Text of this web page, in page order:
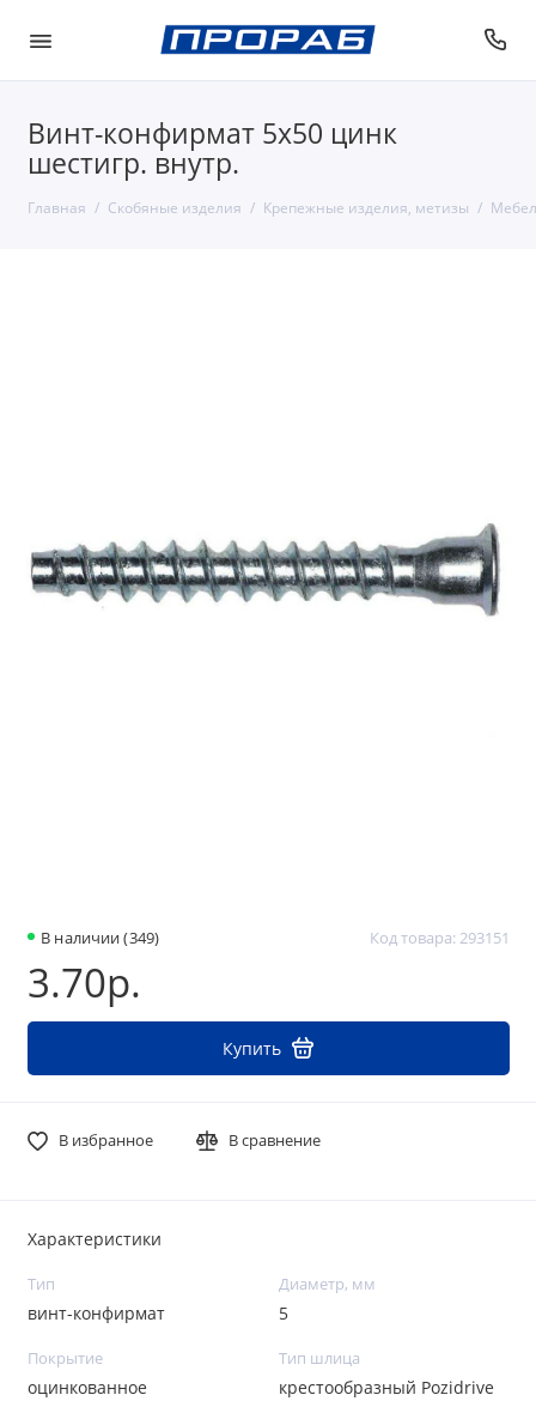
Винт-конфирмат 5х50 цинк
шестигр. внутр.
Главная Скобяные изделия Крепежные изделия, метизы
В наличии (349) Код товара: 293151
3.70р.
Купить
В избранное В сравнение
Характеристики
Тип
винт-конфирмат
Диаметр, мм
5
Покрытие
оцинкованное
Тип шлица
крестообразный Pozidrive